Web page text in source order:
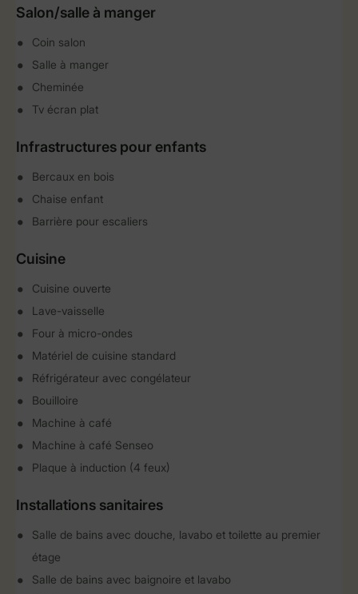
Salon/salle à manger
Coin salon
Salle à manger
Cheminée
Tv écran plat
Infrastructures pour enfants
Bercaux en bois
Chaise enfant
Barrière pour escaliers
Cuisine
Cuisine ouverte
Lave-vaisselle
Four à micro-ondes
Matériel de cuisine standard
Réfrigérateur avec congélateur
Bouilloire
Machine à café
Machine à café Senseo
Plaque à induction (4 feux)
Installations sanitaires
Salle de bains avec douche, lavabo et toilette au premier
étage
Salle de bains avec baignoire et lavabo